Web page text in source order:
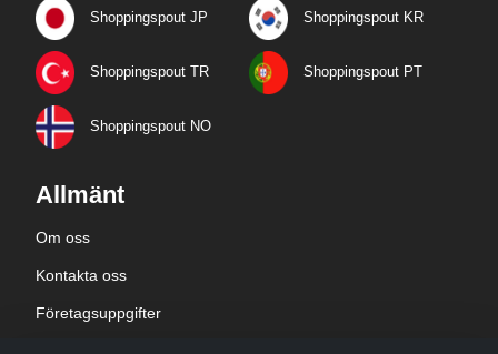
Shoppingspout JP Shoppingspout KR
Shoppingspout TR Shoppingspout PT
Shoppingspout NO
Allmänt
Om oss
Kontakta oss
Företagsuppgifter